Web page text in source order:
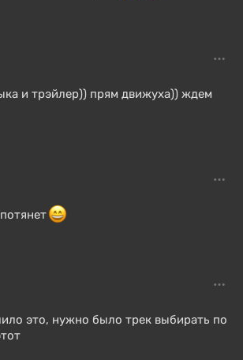
и трэйлер)) прям движуха)) ждем
это, нужно было трек выбирать по